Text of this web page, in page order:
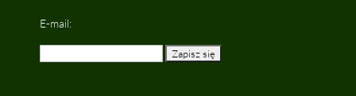
E-mail: